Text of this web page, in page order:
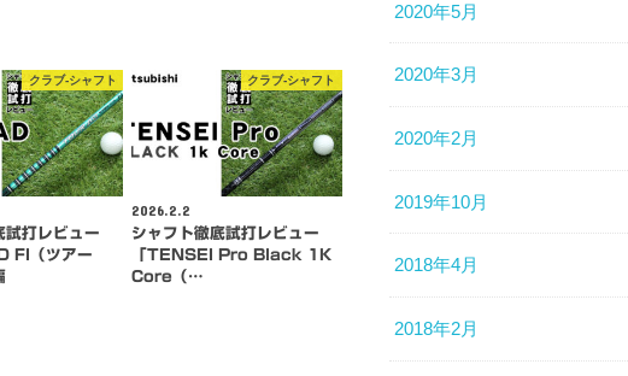
クラブ-シャフト
試打レビュー
FI（ツアー
クラブ-シャフト
2026.2.2
シャフト徹底試打レビュー
「TENSEI Pro Black 1K
Core（…
2020年5月
2020年3月
2020年2月
2019年10月
2018年4月
2018年2月